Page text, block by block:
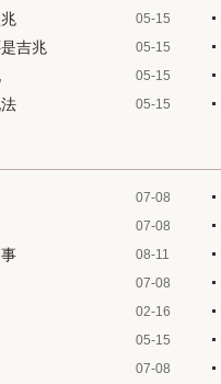
05-15
吉兆 05-15
05-15
05-15
07-08
07-08
08-11
07-08
02-16
05-15
07-08